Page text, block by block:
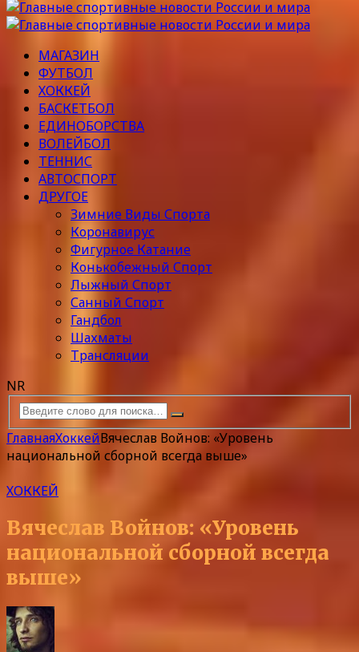
МАГАЗИН
ФУТБОЛ
ХОККЕЙ
БАСКЕТБОЛ
ЕДИНОБОРСТВА
ВОЛЕЙБОЛ
ТЕННИС
АВТОСПОРТ
ДРУГОЕ
Зимние Виды Спорта
Коронавирус
Фигурное Катание
Конькобежный Спорт
Лыжный Спорт
Санный Спорт
Гандбол
Шахматы
Трансляции
NR
ГлавнаяХоккейВячеслав Войнов: «Уровень
национальной сборной всегда выше»
ХОККЕЙ
Вячеслав Войнов: «Уровень
национальной сборной всегда
выше»